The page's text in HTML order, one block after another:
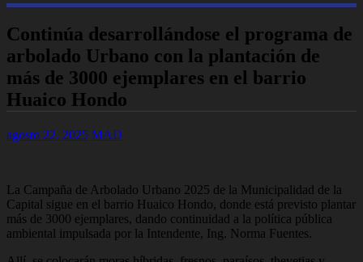
Continúa desarrollándose el programa de
arbolado Urbano con la plantación de
más de 3000 ejemplares en el barrio
Huaico Hondo
agosto 22, 2025 MAD
La Campaña de Arbolado Urbano 2025 de la Municipalidad de la
Capital sigue en el barrio Huaico Hondo, donde está previsto plantar
más de 3000 ejemplares, dando continuidad a la política pública
ambiental impulsada por la Intendente, Ing. Norma Fuentes.